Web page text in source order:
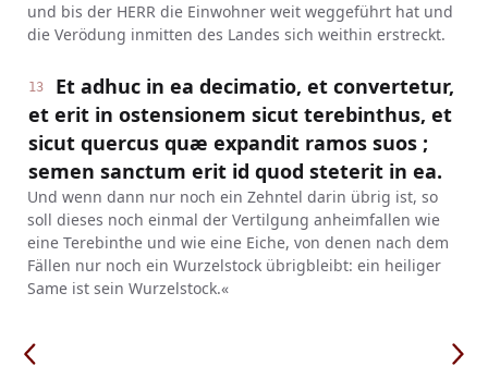
und bis der HERR die Einwohner weit weggeführt hat und
die Verödung inmitten des Landes sich weithin erstreckt.
13
Et adhuc in ea decimatio, et convertetur,
et erit in ostensionem sicut terebinthus, et
sicut quercus quæ expandit ramos suos ;
semen sanctum erit id quod steterit in ea.
Und wenn dann nur noch ein Zehntel darin übrig ist, so
soll dieses noch einmal der Vertilgung anheimfallen wie
eine Terebinthe und wie eine Eiche, von denen nach dem
Fällen nur noch ein Wurzelstock übrigbleibt: ein heiliger
Same ist sein Wurzelstock.«